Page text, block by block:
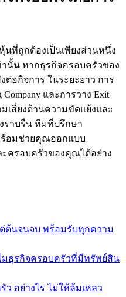
ที่ถูกต้องเป็นเพียงส่วนหนึ่ง
นั้น หากธุรกิจครอบครัวของ
ต่อกิจการ ในระยะยาว การ
และการวาง Exit
เสี่ยงด้านความขัดแย้งและ
ราบรื่น ทีมที่ปรึกษา
ร้อมช่วยคุณออกแบบ
ครอบครัวของคุณได้อย่าง
ต่ต้นจนจบ พร้อมรับทุกความ
มธุรกิจครอบครัวที่มีทรัพย์สิน
ว อย่างไร ไม่ให้ล้มเหลว